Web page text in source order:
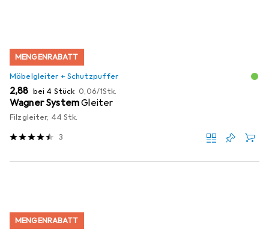
MENGENRABATT
Möbelgleiter + Schutzpuffer
EUR
2,88 bei 4 Stück EUR
0,06/1Stk.
Wagner SystemGleiter
Filzgleiter, 44 Stk.
3
MENGENRABATT